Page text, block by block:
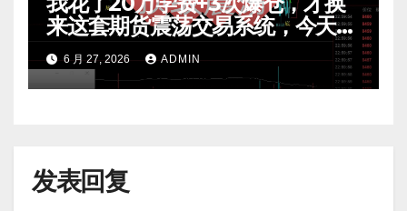
来这套期货震荡交易系统，今天免
费公开核心逻辑
6 月 27, 2026 ADMIN
发表回复